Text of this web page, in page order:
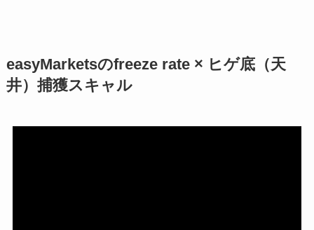
easyMarketsのfreeze rate × ヒゲ底（天
井）捕獲スキャル